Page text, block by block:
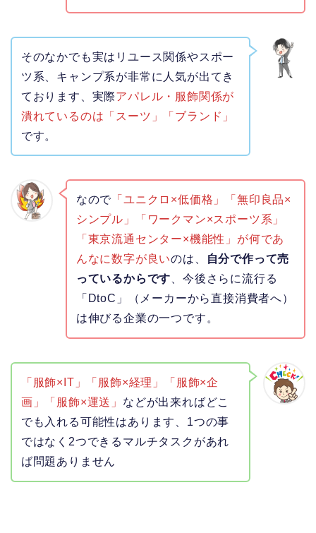
そのなかでも実はリユース関係やスポー
ツ系、キャンプ系が非常に人気が出てき
ております、実際アパレル・服飾関係が
潰れているのは「スーツ」「ブランド」
です。
なので 「ユニクロ×低価格」「無印良品×
シンプル」「ワークマン×スポーツ系」
「東京流通センター×機能性」が何であ
んなに数字が良いのは、
自分で作って売
っているからです 、今後さらに流行る
「DtoC」（メーカーから直接消費者へ）
は伸びる企業の一つです。
「服飾×IT」「服飾×経理」「服飾×企
画」「服飾×運送」 などが出来ればどこ
でも入れる可能性はあります、1つの事
ではなく2つできるマルチタスクがあれ
ば問題ありません